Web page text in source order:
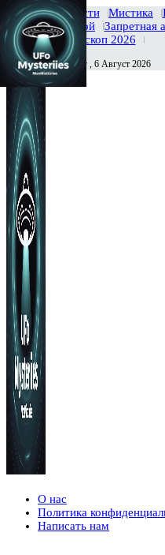
Главная Новости Мистика
Тайны вселенной
Запретная
История
Гороскоп 2026
Сегодня Четверг , 6 Август 2026
О нас
Политика
Написать нам